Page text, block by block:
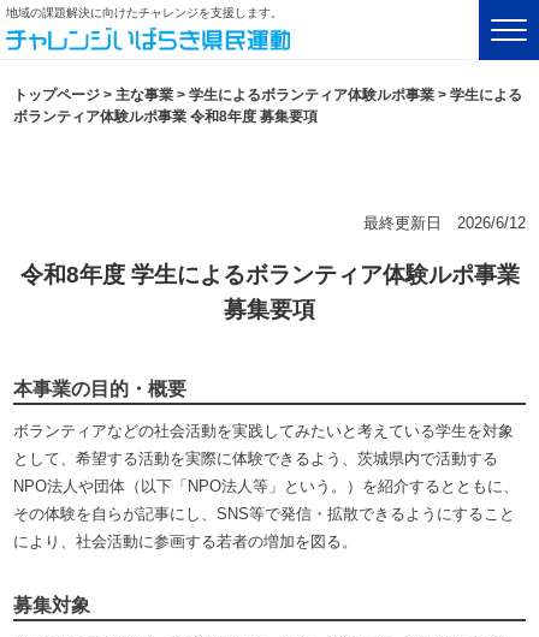
地域の課題解決に向けたチャレンジを支援します。
トップページ >主な事業 >学生によるボランティア体験ルポ事業 >学生による
ボランティア体験ルポ事業 令和8年度 募集要項
最終更新日 2026/6/12
令和8年度 学生によるボランティア体験ルポ事業
募集要項
本事業の目的・概要
ボランティアなどの社会活動を実践してみたいと考えている学生を対象
として、希望する活動を実際に体験できるよう、茨城県内で活動する
NPO法人や団体（以下「NPO法人等」という。）を紹介するとともに、
その体験を自らが記事にし、SNS等で発信・拡散できるようにすること
により、社会活動に参画する若者の増加を図る。
募集対象